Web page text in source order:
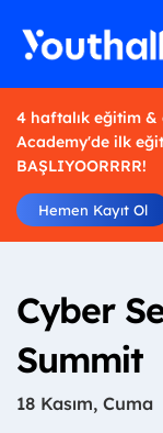
4 haftalık eğitim &
Academy'de ilk
BAŞLIYOORRRR!
Hemen Kayıt Ol
Cyber
Summit
18 Kasım, Cuma